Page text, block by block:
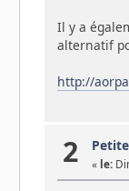
Il y a
alternatif
http://
2 « le: